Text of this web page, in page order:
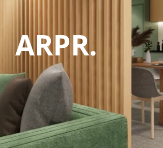
ARPR.